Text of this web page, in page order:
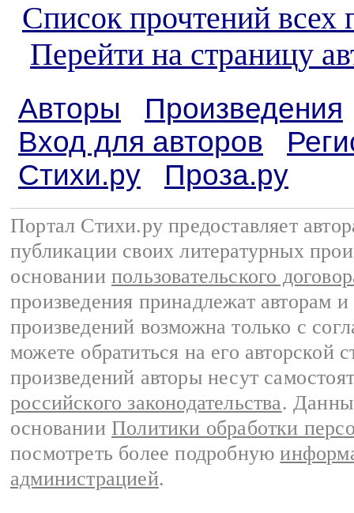
Список прочтений всех
Перейти на страницу
Авторы
Произведения
Вход для авторов
Стихи.ру
Проза.ру
Портал Стихи.ру предоставляет
публикации своих литературных
основании пользовательского
произведения принадлежат авторам
произведений возможна только с
можете обратиться на его авторской
произведений авторы несут
российского законодательства.
основании Политики обработки
посмотреть более подробную
администрацией.